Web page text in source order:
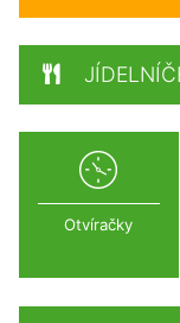
Otvíračky